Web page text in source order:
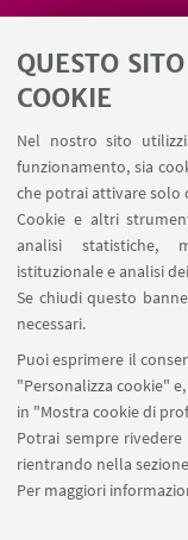
QUESTO
COOKIE
Nel nostro sito
funzionamento, sia
che potrai attivare solo
Cookie e altri
analisi statistiche,
istituzionale e analisi
Se chiudi questo
necessari.
Puoi esprimere il
"Personalizza cookie"
in "Mostra cookie di
Potrai sempre
rientrando nella
Per maggiori
Ministero